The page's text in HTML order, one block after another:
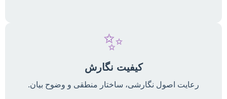
✨
کیفیت نگارش
رعایت اصول نگارشی، ساختار منطقی و وضوح بیان.